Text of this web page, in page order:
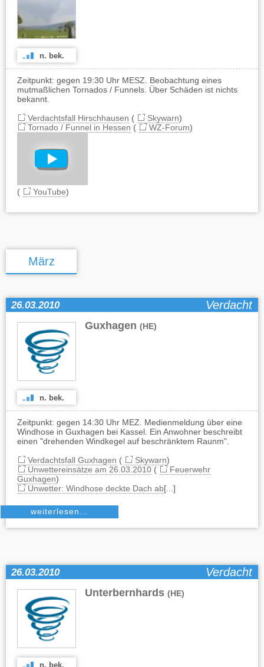
n. bek.
Zeitpunkt: gegen 19:30 Uhr MESZ. Beobachtung eines
mutmaßlichen Tornados / Funnels. Über Schäden ist nichts
bekannt.
Verdachtsfall Hirschhausen ( Skywarn)
Tornado / Funnel in Hessen ( WZ-Forum)
( YouTube)
März
26.03.2010 Verdacht
Guxhagen (HE)
n. bek.
Zeitpunkt: gegen 14:30 Uhr MEZ. Medienmeldung über eine
Windhose in Guxhagen bei Kassel. Ein Anwohner beschreibt
einen "drehenden Windkegel auf beschränktem Raunm".
Verdachtsfall Guxhagen ( Skywarn)
Unwettereinsätze am 26.03.2010(
Feuerwehr
Guxhagen)
Unwetter: Windhose deckte Dach ab[...]
weiterlesen…
26.03.2010 Verdacht
Unterbernhards (HE)
n. bek.